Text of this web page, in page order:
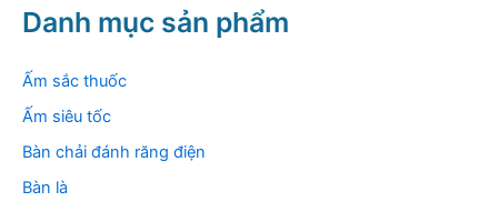
k
i
m
Danh mục sản phẩm
Ấm sắc thuốc
Ấm siêu tốc
Bàn chải đánh răng điện
Bàn là